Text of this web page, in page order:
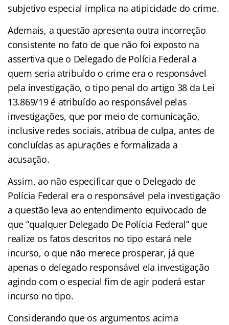
subjetivo especial implica na atipicidade do crime.
Ademais, a questão apresenta outra incorreção
consistente no fato de que não foi exposto na
assertiva que o Delegado de Polícia Federal a
quem seria atribuído o crime era o responsável
pela investigação, o tipo penal do artigo 38 da Lei
13.869/19 é atribuído ao responsável pelas
investigações, que por meio de comunicação,
inclusive redes sociais, atribua de culpa, antes de
concluídas as apurações e formalizada a
acusação.
Assim, ao não especificar que o Delegado de
Polícia Federal era o responsável pela investigação
a questão leva ao entendimento equivocado de
que “qualquer Delegado De Polícia Federal” que
realize os fatos descritos no tipo estará nele
incurso, o que não merece prosperar, já que
apenas o delegado responsável ela investigação
agindo com o especial fim de agir poderá estar
incurso no tipo.
Considerando que os argumentos acima